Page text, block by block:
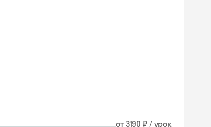
от 3190 ₽ / урок